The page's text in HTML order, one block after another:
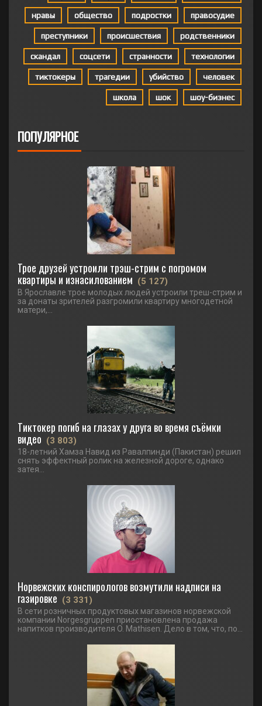
нравы общество подростки правосудие
преступники происшествия родственники
скандал соцсети странности технологии
тиктокеры трагедии убийство человек
школа шок шоу-бизнес
ПОПУЛЯРНОЕ
Трое друзей устроили трэш-стрим с погромом
квартиры и изнасилованием (5 127)
В Ярославле трое молодых людей устроили треш-стрим и
за донаты зрителей разгромили квартиру многодетной
матери,...
Тиктокер погиб на глазах у друга во время съёмки
видео (3 803)
18-летний Хамза Навид из Равалпинди (Пакистан) решил
снять эффектный ролик на железной дороге, однако
затея...
Норвежских конспирологов возмутили надписи на
газировке (3 331)
В сети розничных продуктовых магазинов норвежской
компании Norgesgruppen приостановлена продажа
напитков производителя O. Mathisen. Дело в том, что, по...